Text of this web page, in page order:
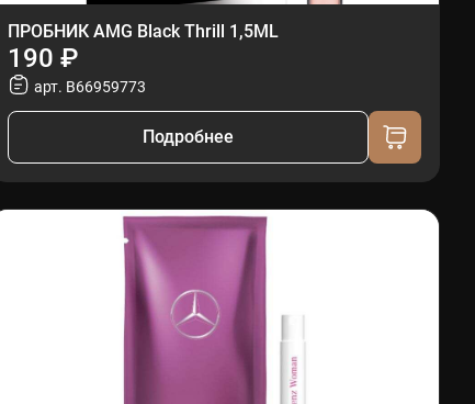
ПРОБНИК AMG Black Thrill 1,5ML
190 ₽
арт. B66959773
Подробнее